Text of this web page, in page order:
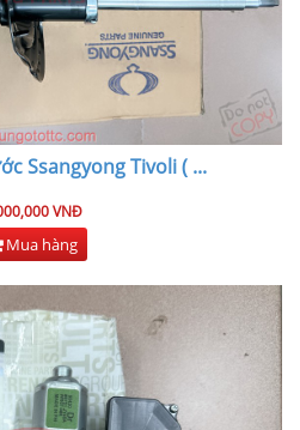
Ssangyong Tivoli ( ...
VNĐ
Mua hàng